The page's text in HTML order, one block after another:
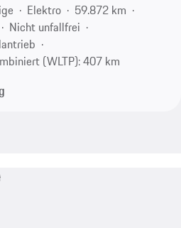
Elektro
59.872 km
Nicht unfallfrei
(WLTP): 407 km